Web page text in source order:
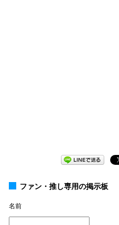
ファン・推し専用の掲示板
名前